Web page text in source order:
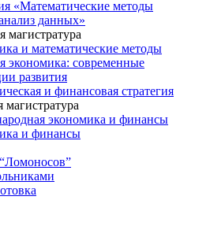
«Математические методы
данных»
магистратура
и математические методы
экономика: современные
развития
и финансовая стратегия
магистратура
экономика и финансы
и финансы